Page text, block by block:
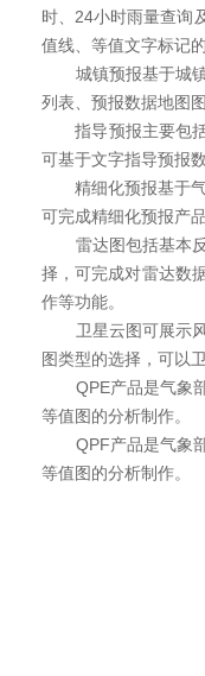
时、24小时雨量查询
值线、等值文字标记
城镇预报基于城镇
列表、预报数据地图
指导预报主要包括
可基于文字指导预报
精细化预报基于气
可完成精细化预报产
雷达图包括基本反
择，可完成对雷达数
作等功能。
卫星云图可展示风
图类型的选择，可以
QPE产品是气象部
等值图的分析制作。
QPF产品是气象部
等值图的分析制作。